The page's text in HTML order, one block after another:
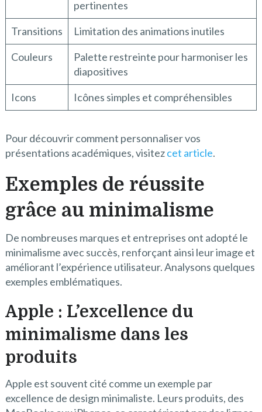
pertinentes
Transitions
Limitation des animations inutiles
Couleurs
Palette restreinte pour harmoniser les
diapositives
Icons
Icônes simples et compréhensibles
Pour découvrir comment personnaliser vos
présentations académiques, visitezcet article.
Exemples de réussite
grâce au minimalisme
De nombreuses marques et entreprises ont adopté le
minimalisme avec succès, renforçant ainsi leur image et
améliorant l’expérience utilisateur. Analysons quelques
exemples emblématiques.
Apple : L’excellence du
minimalisme dans les
produits
Apple est souvent cité comme un exemple par
excellence de design minimaliste. Leurs produits, des